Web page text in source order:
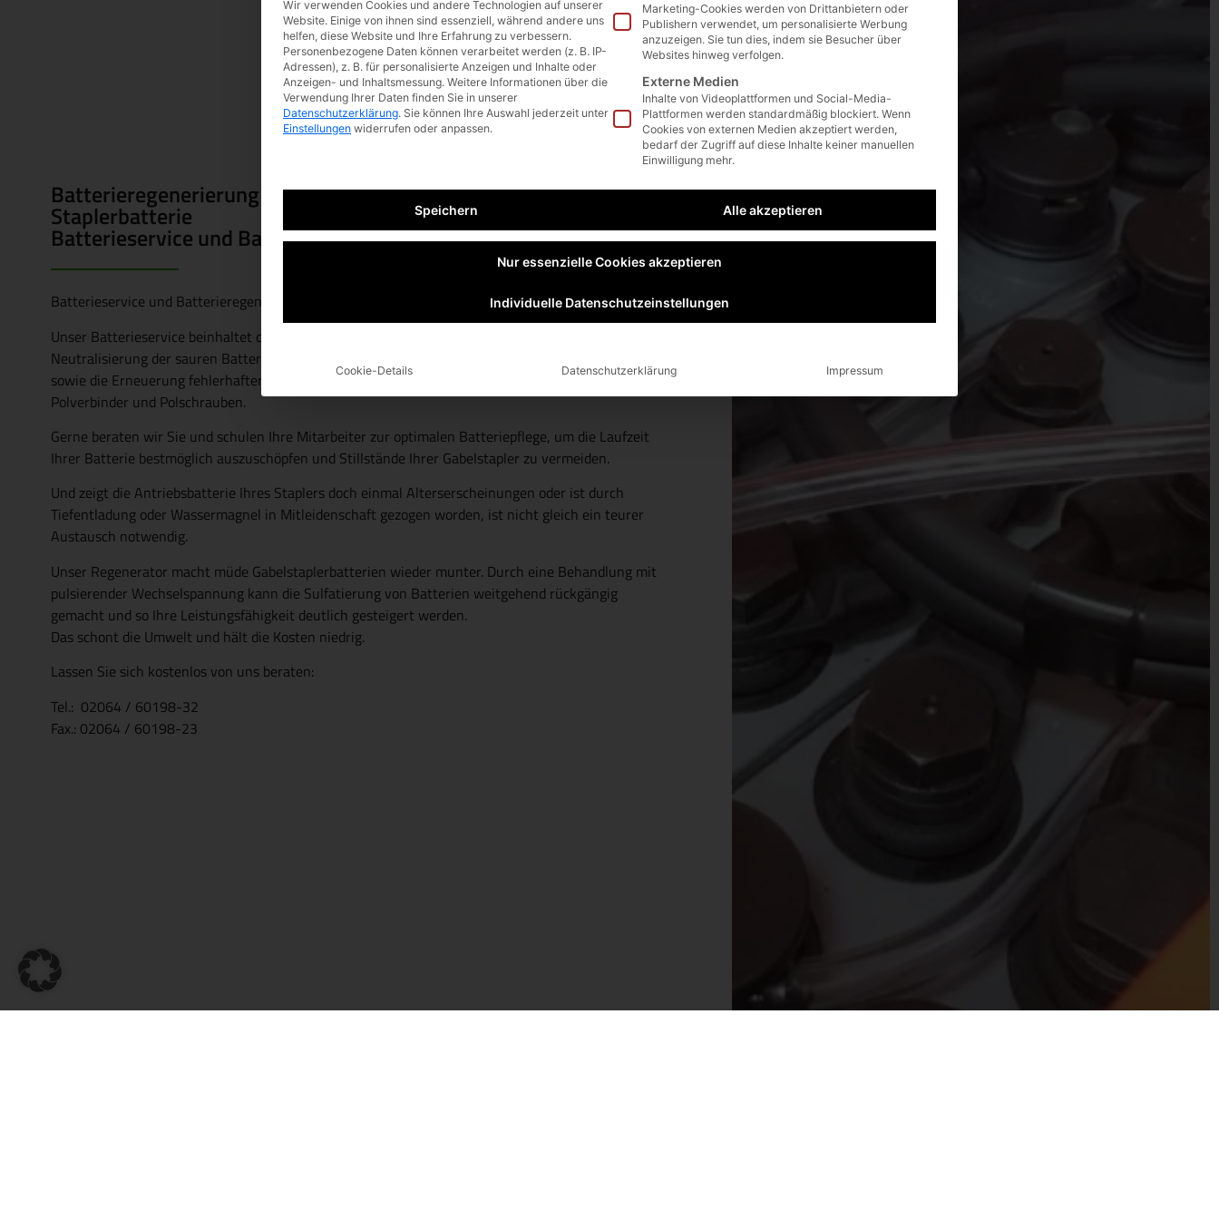
Batterieregenerierung und -service
Staplerbatterie
Batterieservice und Batterieregenerierung für Ihren Gabelstapler
Batterieservice und Batterieregenerierung für Ihren Gabelstapler
Unser Batterieservice beinhaltet die Prüfung und Wartung Ihrer Staplerbatterie.
Neutralisierung der sauren Batterieoberfläche, Messung der Säuredichte und Zellenspannung,
sowie die Erneuerung fehlerhafter
Polverbinder und Polschrauben.
Gerne beraten wir Sie und schulen Ihre Mitarbeiter zur optimalen Batteriepflege, um die Laufzeit
Ihrer Batterie bestmöglich auszuschöpfen und Stillstände Ihrer Gabelstapler zu vermeiden.
Und zeigt die Antriebsbatterie Ihres Staplers doch einmal Alterserscheinungen oder ist durch
Tiefentladung oder Wassermagnel in Mitleidenschaft gezogen worden, ist nicht gleich ein teurer
Austausch notwendig.
Unser Regenerator macht müde Gabelstaplerbatterien wieder munter. Durch eine Behandlung mit
pulsierender Wechselspannung kann die Sulfatierung von Batterien weitgehend rückgängig
gemacht und so Ihre Leistungsfähigkeit deutlich gesteigert werden.
Das schont die Umwelt und hält die Kosten niedrig.
Lassen Sie sich kostenlos von uns beraten:
Tel.: 02064 / 60198-32
Fax.: 02064 / 60198-23
Wir verwenden Cookies und andere Technologien auf unserer
Website. Einige von ihnen sind essenziell, während andere uns
helfen, diese Website und Ihre Erfahrung zu verbessern.
Personenbezogene Daten können verarbeitet werden (z. B. IP-
Adressen), z. B. für personalisierte Anzeigen und Inhalte oder
Anzeigen- und Inhaltsmessung. Weitere Informationen über die
Verwendung Ihrer Daten finden Sie in unserer
Datenschutzerklärung. Sie können Ihre Auswahl jederzeit unter
Einstellungen widerrufen oder anpassen.
Marketing-Cookies werden von Drittanbietern oder
Publishern verwendet, um personalisierte Werbung
anzuzeigen. Sie tun dies, indem sie Besucher über
Websites hinweg verfolgen.
Externe Medien
Inhalte von Videoplattformen und Social-Media-
Plattformen werden standardmäßig blockiert. Wenn
Cookies von externen Medien akzeptiert werden,
bedarf der Zugriff auf diese Inhalte keiner manuellen
Einwilligung mehr.
Speichern Alle akzeptieren
Nur essenzielle Cookies akzeptieren
Individuelle Datenschutzeinstellungen
Cookie-Details Datenschutzerklärung Impressum